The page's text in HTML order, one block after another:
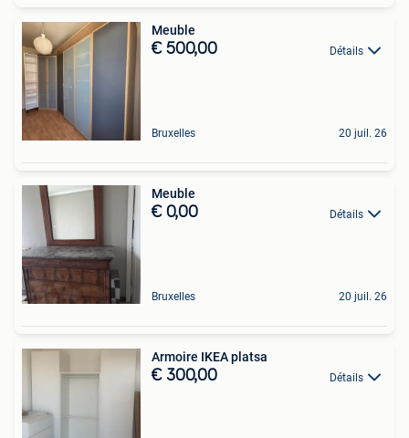
Meuble
€ 500,00 Détails
Bruxelles 20 juil. 26
Meuble
€ 0,00 Détails
Bruxelles 20 juil. 26
Armoire IKEA platsa
€ 300,00 Détails